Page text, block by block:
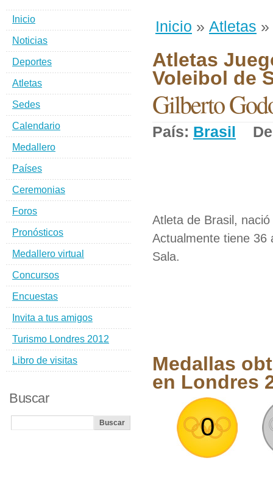
Inicio » Atletas »
Atletas
Voleibol de
Gilberto
País: Brasil
Atleta de Brasil,
Actualmente tiene 36
Sala.
Medallas
en Londres
0
Inicio
Noticias
Deportes
Atletas
Sedes
Calendario
Medallero
Países
Ceremonias
Foros
Pronósticos
Medallero virtual
Concursos
Encuestas
Invita a tus amigos
Turismo Londres 2012
Libro de visitas
Buscar